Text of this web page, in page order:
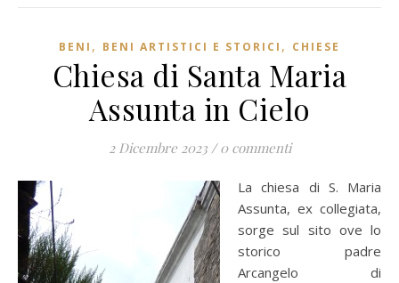
BENI , BENI ARTISTICI E STORICI , CHIESE
Chiesa di Santa Maria
Assunta in Cielo
2 Dicembre 2023 / 0 commenti
La chiesa di S. Maria
Assunta, ex collegiata,
sorge sul sito ove lo
storico padre
Arcangelo di